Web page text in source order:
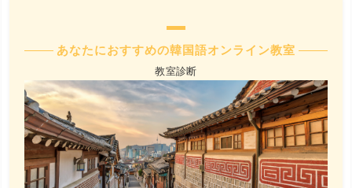
あなたにおすすめの韓国語オンライン教室
教室診断